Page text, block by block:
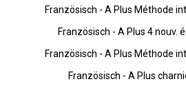
Französisch - A Plus Méthode
Französisch - A Plus 4 nouv.
Französisch - A Plus Méthode
Französisch - A Plus